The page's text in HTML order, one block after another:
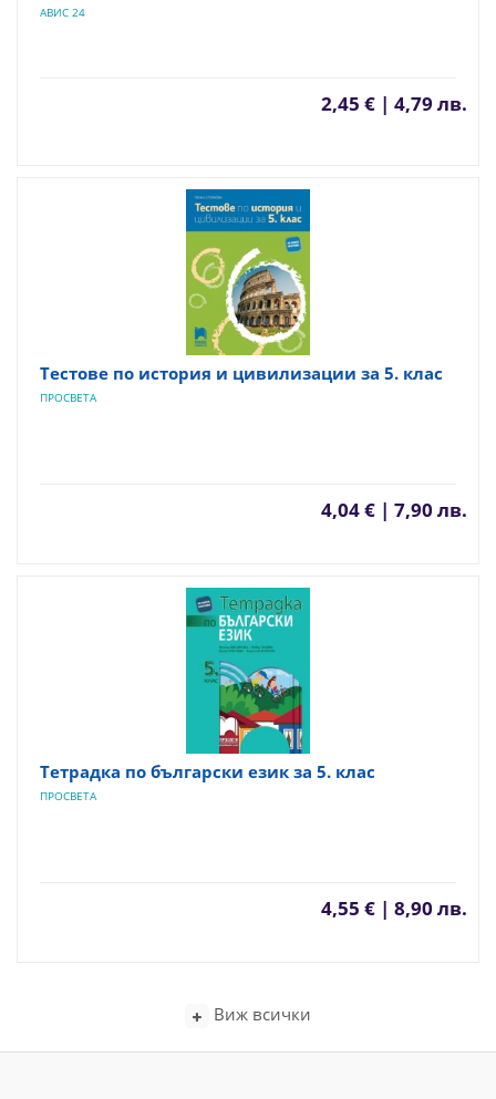
АВИС 24
2,45 € | 4,79 лв.
Тестове по история и цивилизации за 5. клас
ПРОСВЕТА
4,04 € | 7,90 лв.
Тетрадка по български език за 5. клас
ПРОСВЕТА
4,55 € | 8,90 лв.
Виж всички